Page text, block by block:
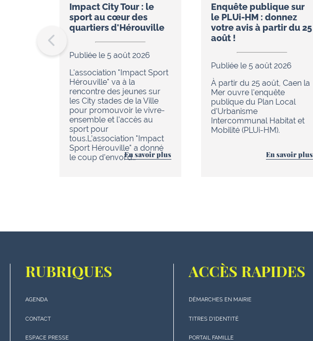
Impact City Tour : le
sport au cœur des
quartiers d'Hérouville
Publiée le 5 août 2026
L'association "Impact Sport
Hérouville" va à la
rencontre des jeunes sur
les City stades de la Ville
pour promouvoir le vivre-
ensemble et l'accès au
sport pour
tous.L’association "Impact
Sport Hérouville" a donné
le coup d’envoi d…En savoir plus
Enquête publique sur
le PLUi-HM : donnez
votre avis à partir du 25
août !
Publiée le 5 août 2026
À partir du 25 août, Caen la
Mer ouvre l'enquête
publique du Plan Local
d'Urbanisme
Intercommunal Habitat et
Mobilité (PLUi-HM).
En savoir plus
RUBRIQUES
"rubriques"
en
AGENDA
CONTACT
ESPACE PRESSE
ACCÈS RAPIDES
"Accès
rapides"
DÉMARCHES EN MAIRIE
TITRES D'IDENTITÉ
PORTAIL FAMILLE